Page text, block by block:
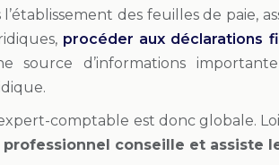
des feuilles de paie,
procéder aux déclarations
source d’informations
comptable est donc globale.
professionnel conseille et assiste